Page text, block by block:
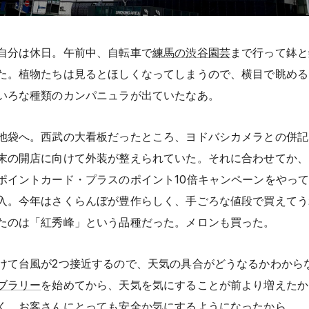
分は休日。午前中、自転車で練馬の渋谷園芸まで行って鉢
。植物たちは見るとほしくなってしまうので、横目で眺め
ろな種類のカンパニュラが出ていたなあ。
袋へ。西武の大看板だったところ、ヨドバシカメラとの併
の開店に向けて外装が整えられていた。それに合わせてか
イントカード・プラスのポイント10倍キャンペーンをやっ
。今年はさくらんぼが豊作らしく、手ごろな値段で買えて
のは「紅秀峰」という品種だった。メロンも買った。
て台風が2つ接近するので、天気の具合がどうなるかわから
ラリーを始めてから、天気を気にすることが前より増えた
、お客さんにとっても安全か気にするようになったから。